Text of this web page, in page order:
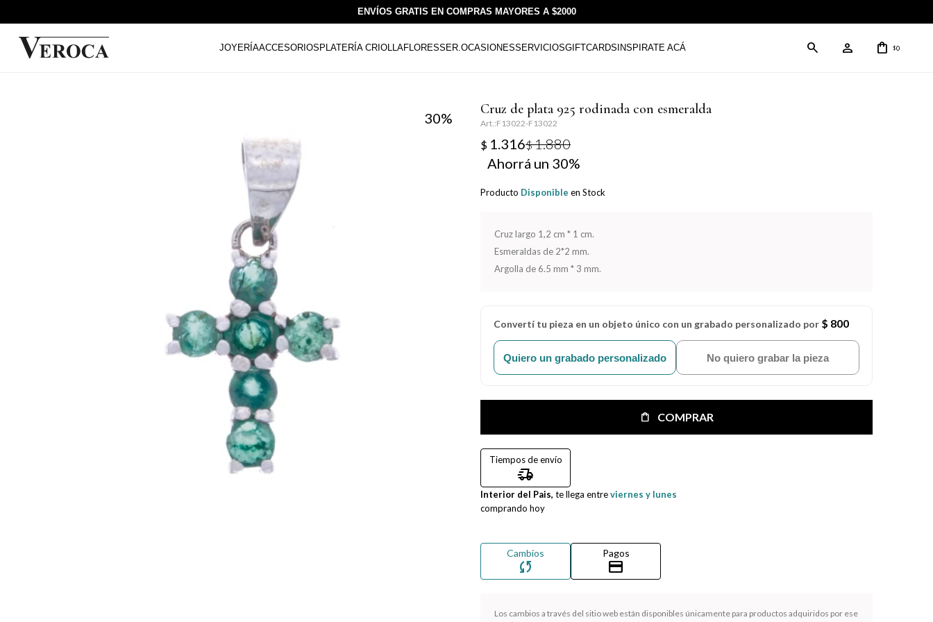
ENVÍOS GRATIS EN COMPRAS MAYORES A $2000
JOYERÍAACCESORIOS PLATERÍA CRIOLLAFLORESSER.OCASIONESSERVICIOSGIFTCARDS INSPIRATE ACÁ $0
30
Cruz de plata 925 rodinada con esmeralda
F13022-F13022
$ 1.316$1.880
30
Producto Disponible en Stock
Cruz largo 1,2 cm * 1 cm.
Esmeraldas de 2*2 mm.
Argolla de 6.5 mm * 3 mm.
Convertí tu pieza en un objeto único con un grabado personalizado por $ 800
Quiero un grabado personalizado No quiero grabar la pieza
COMPRAR
Tiempos de envío
delivery_truck_speed
Interior del Pais, te llega entreviernes y lunes
comprando hoy
Cambios
sync
Pagos
credit_card
Los cambios a través del sitio web están disponibles únicamente para productos adquiridos por ese